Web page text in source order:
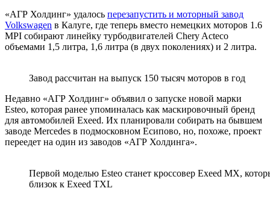
«АГР Холдинг» удалось перезапустить и моторный завод
Volkswagen в Калуге, где теперь вместо немецких моторов 1.6
MPI собирают линейку турбодвигателей Chery Acteco
объемами 1,5 литра, 1,6 литра (в двух поколениях) и 2 литра.
Завод рассчитан на выпуск 150 тысяч моторов в год
Недавно «АГР Холдинг» объявил о запуске новой марки
Esteo, которая ранее упоминалась как маскировочный бренд
для автомобилей Exeed. Их планировали собирать на бывшем
заводе Mercedes в подмосковном Есипово, но, похоже, проект
переедет на один из заводов «АГР Холдинга».
Первой моделью Esteo станет кроссовер Exeed MX,
близок к Exeed TXL